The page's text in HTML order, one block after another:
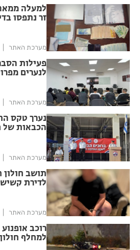
למעלה
זר נתפסו
מערכת האתר
פעילות
לנערים
מערכת האתר
נערך טקס
הכבאות של
מערכת האתר
תושב
לדירת
מערכת האתר
רוכב
למחלף חולון